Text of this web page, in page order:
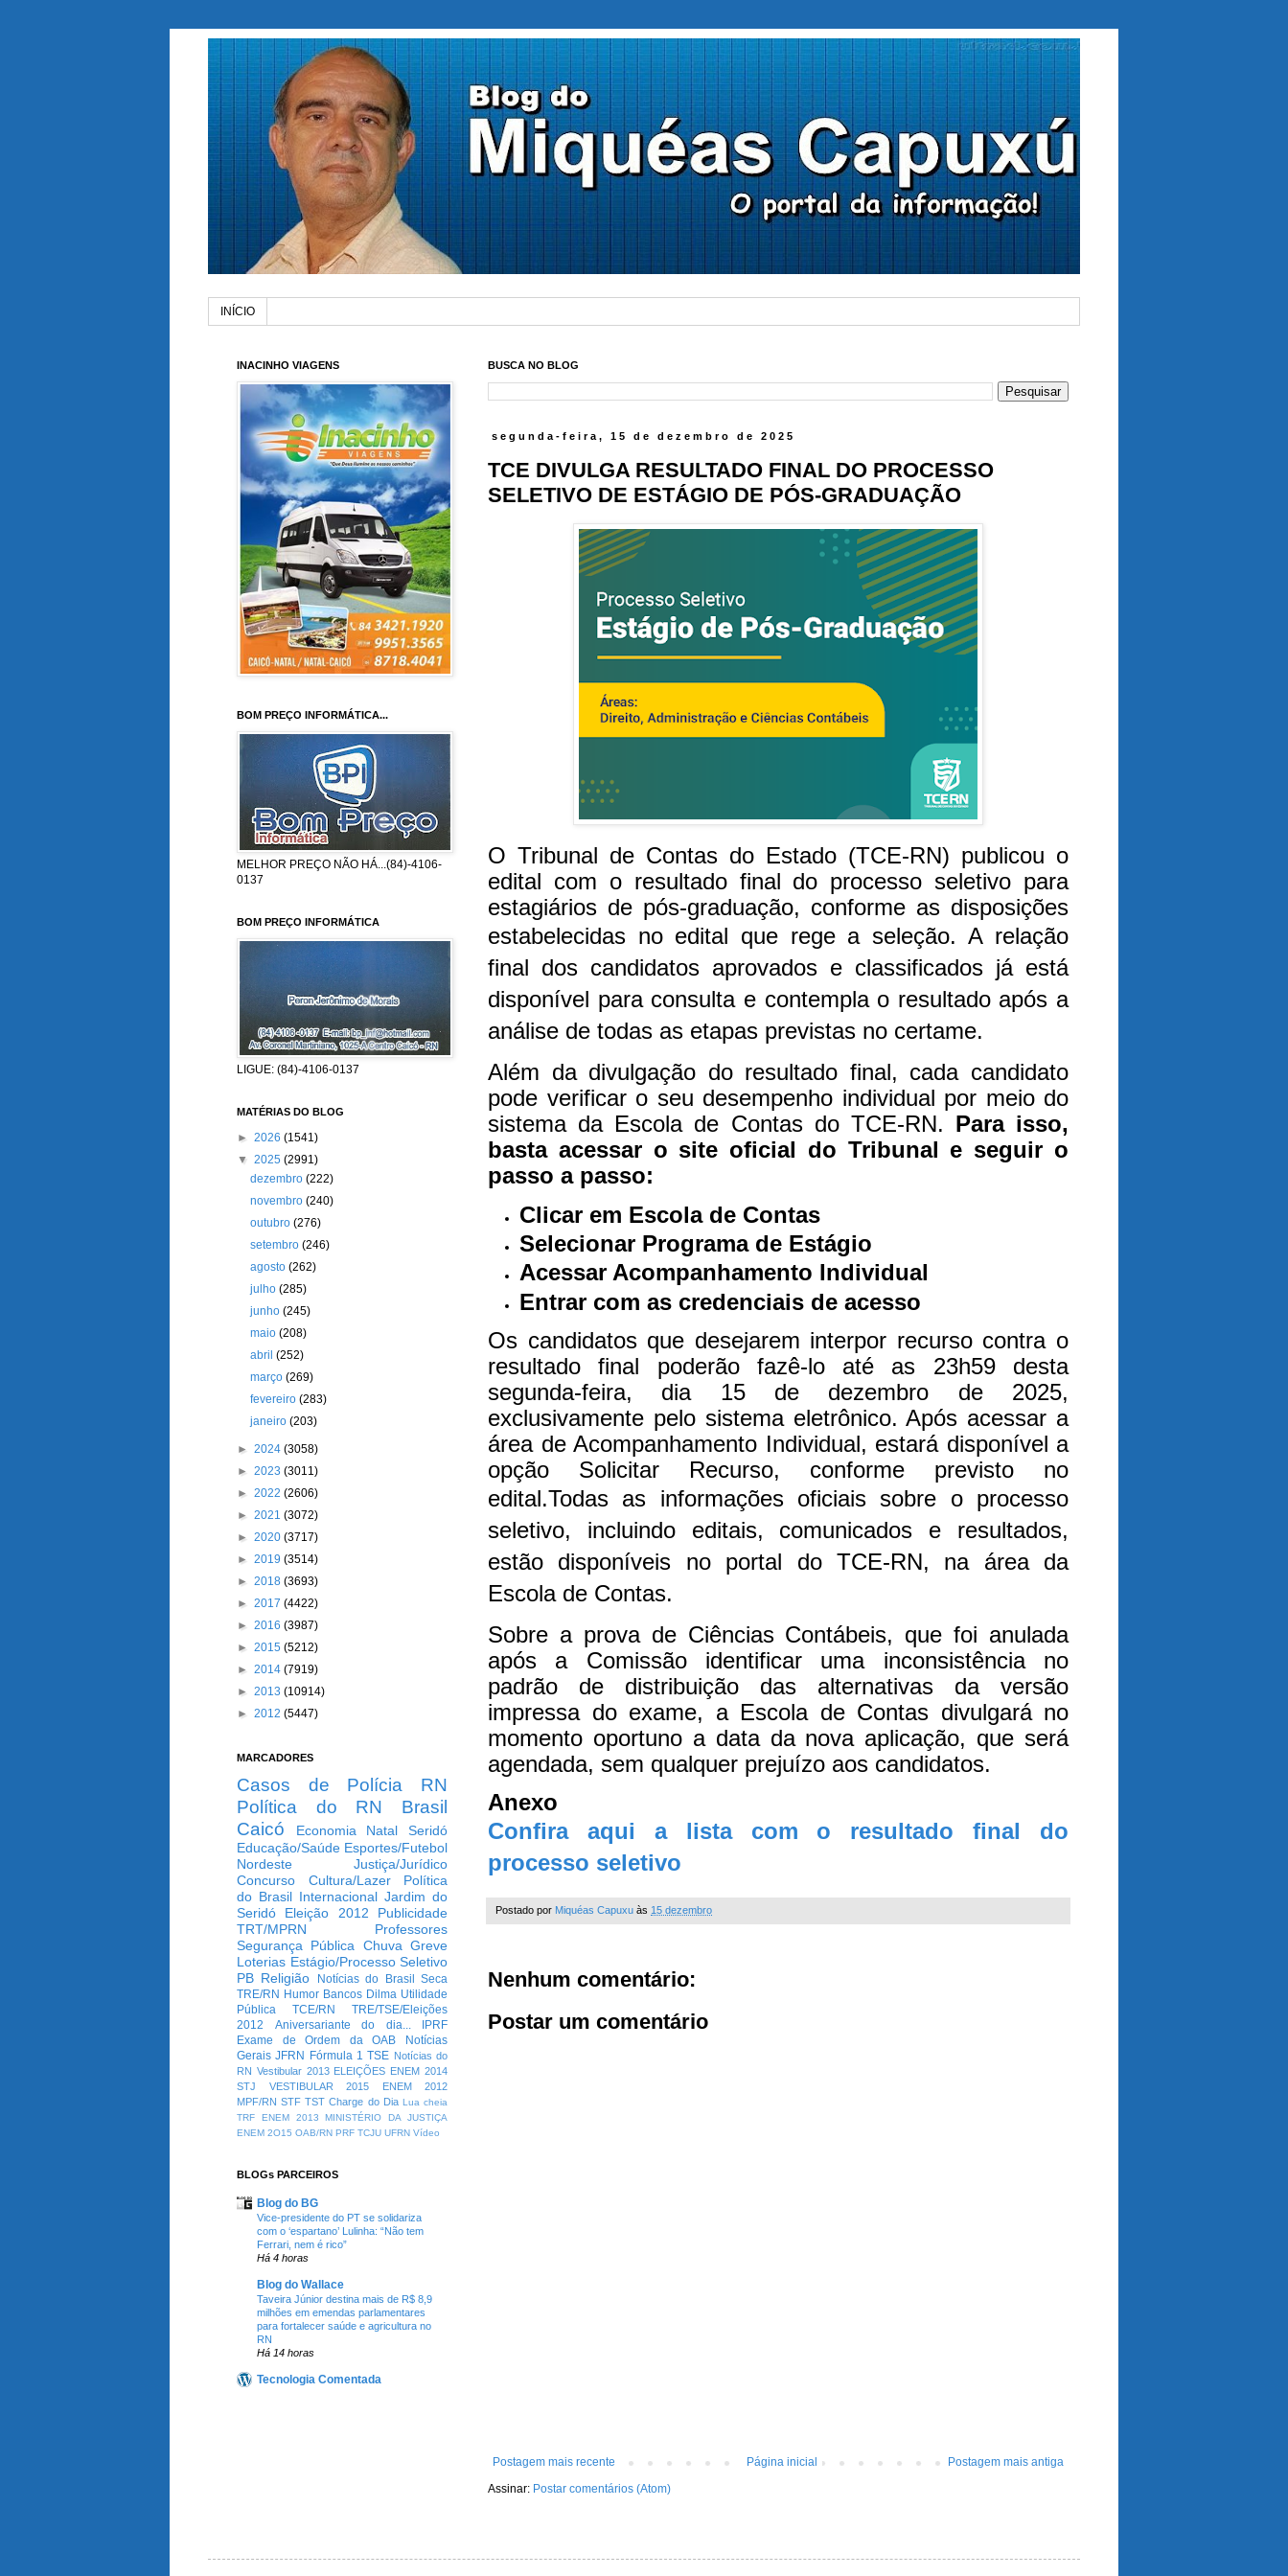
INÍCIO
BUSCA NO BLOG
segunda-feira, 15 de dezembro de 2025
TCE DIVULGA RESULTADO FINAL DO PROCESSO
SELETIVO DE ESTÁGIO DE PÓS-GRADUAÇÃO
O Tribunal de Contas do Estado (TCE-RN) publicou o
edital com o resultado final do processo seletivo para
estagiários de pós-graduação, conforme as disposições
estabelecidas no edital que rege a seleção.A relação
final dos candidatos aprovados e classificados já está
disponível para consulta e contempla o resultado após a
análise de todas as etapas previstas no certame.
Além da divulgação do resultado final, cada candidato
pode verificar o seu desempenho individual por meio do
sistema da Escola de Contas do TCE-RN. Para isso,
basta acessar o site oficial do Tribunal e seguir o
passo a passo:
Clicar em Escola de Contas
Selecionar Programa de Estágio
Acessar Acompanhamento Individual
Entrar com as credenciais de acesso
Os candidatos que desejarem interpor recurso contra o
resultado final poderão fazê-lo até as 23h59 desta
segunda-feira, dia 15 de dezembro de 2025,
exclusivamente pelo sistema eletrônico. Após acessar a
área de Acompanhamento Individual, estará disponível a
opção Solicitar Recurso, conforme previsto no
edital.Todas as informações oficiais sobre o processo
seletivo, incluindo editais, comunicados e resultados,
estão disponíveis no portal do TCE-RN, na área da
Escola de Contas.
Sobre a prova de Ciências Contábeis, que foi anulada
após a Comissão identificar uma inconsistência no
padrão de distribuição das alternativas da versão
impressa do exame, a Escola de Contas divulgará no
momento oportuno a data da nova aplicação, que será
agendada, sem qualquer prejuízo aos candidatos.
Anexo
Confira aqui a lista com o resultado final do
processo seletivo
Postado por Miquéas Capuxu às 15 dezembro
Nenhum comentário:
Postar um comentário
Postagem mais recente Postagem mais antiga
Página inicial
Assinar: Postar comentários (Atom)
INACINHO VIAGENS
BOM PREÇO INFORMÁTICA...
MELHOR PREÇO NÃO HÁ...(84)-4106-
0137
BOM PREÇO INFORMÁTICA
LIGUE: (84)-4106-0137
MATÉRIAS DO BLOG
► 2026 (1541)
▼ 2025 (2991)
dezembro(222)
novembro(240)
outubro(276)
setembro(246)
agosto(262)
julho(285)
junho(245)
maio(208)
abril(252)
março(269)
fevereiro(283)
janeiro(203)
► 2024 (3058)
► 2023 (3011)
► 2022 (2606)
► 2021 (3072)
► 2020 (3717)
► 2019 (3514)
► 2018 (3693)
► 2017 (4422)
► 2016 (3987)
► 2015 (5212)
► 2014 (7919)
► 2013 (10914)
► 2012 (5447)
MARCADORES
Casos de Polícia
RN
Política do RN
Brasil
Caicó
Economia Natal
Seridó
Educação/Saúde Esportes/Futebol
Nordeste
Justiça/Jurídico
Concurso
Cultura/Lazer
Política
do Brasil Internacional Jardim do
Seridó
Eleição 2012
Publicidade
TRT/MPRN
Professores
Segurança Pública Chuva Greve
Loterias Estágio/Processo Seletivo
PB Religião Notícias do Brasil
Seca
TRE/RN Humor Bancos Dilma Utilidade
Pública
TCE/RN
TRE/TSE/Eleições
2012
Aniversariante do dia...
IPRF
Exame de Ordem da OAB
Notícias
Gerais JFRN Fórmula 1 TSE Notícias do
RN Vestibular 2013 ELEIÇÕES ENEM 2014
STJ
VESTIBULAR 2015
ENEM 2012
MPF/RN STF TST Charge do Dia Lua cheia
TRF
ENEM 2013
MINISTÉRIO DA JUSTIÇA
ENEM 2O15 OAB/RN PRF TCJU UFRN Vídeo
BLOGs PARCEIROS
Blog do BG
Vice-presidente do PT se solidariza
com o ‘espartano’ Lulinha: “Não tem
Ferrari, nem é rico”
Há 4 horas
Blog do Wallace
Taveira Júnior destina mais de R$ 8,9
milhões em emendas parlamentares
para fortalecer saúde e agricultura no
RN
Há 14 horas
Tecnologia Comentada